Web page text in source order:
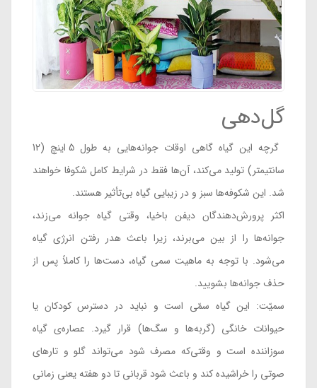
گل‌دهی
گرچه این گیاه گاهی اوقات جوانه‌هایی به طول 5 اینچ (12
سانتیمتر) تولید می‌کند، آن‌ها فقط در شرایط کامل شکوفا خواهند
شد. این شکوفه‌ها سبز و در زیبایی گیاه بی‌تأثیر هستند.
اکثر پرورش‌دهندگان دیفن باخیا، وقتی گیاه جوانه می‌زند،
جوانه‌ها را از بین می‌برند، زیرا باعث هدر رفتن انرژی گیاه
می‌شود. با توجه به ماهیت سمی گیاه، دست‌ها را کاملاً پس از
حذف جوانه‌ها بشویید.
سمیّت: این گیاه سمّی است و نباید در دسترس کودکان یا
حیوانات خانگی (گربه‌ها و سگ‌ها) قرار گیرد. عصاره‌ی گیاه
سوزاننده است و وقتی‌که مصرف شود می‌تواند گلو و تارهای
صوتی را خراشیده کند و باعث شود قربانی تا دو هفته یعنی زمانی